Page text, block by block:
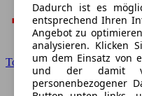
Toyota
Dadurch ist es
entsprechend Ihren
Angebot zu
analysieren. Klicken
um dem Einsatz von
und der damit
personenbezogener